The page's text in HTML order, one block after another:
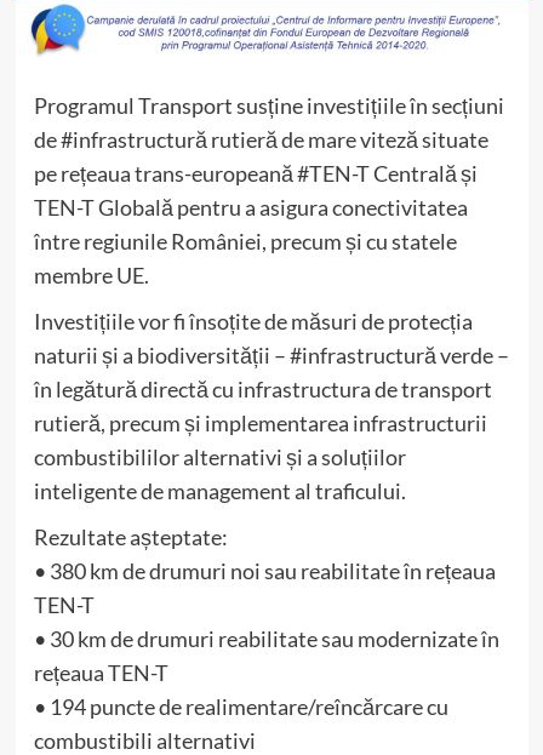
Programul Transport susține investițiile în secțiuni
de #infrastructură rutieră de mare viteză situate
pe rețeaua trans-europeană #TEN-T Centrală și
TEN-T Globală pentru a asigura conectivitatea
între regiunile României, precum și cu statele
membre UE.
Investițiile vor fi însoțite de măsuri de protecția
naturii și a biodiversității – #infrastructură verde –
în legătură directă cu infrastructura de transport
rutieră, precum și implementarea infrastructurii
combustibililor alternativi și a soluțiilor
inteligente de management al traficului.
Rezultate așteptate:
• 380 km de drumuri noi sau reabilitate în rețeaua
TEN-T
• 30 km de drumuri reabilitate sau modernizate în
rețeaua TEN-T
• 194 puncte de realimentare/reîncărcare cu
combustibili alternativi